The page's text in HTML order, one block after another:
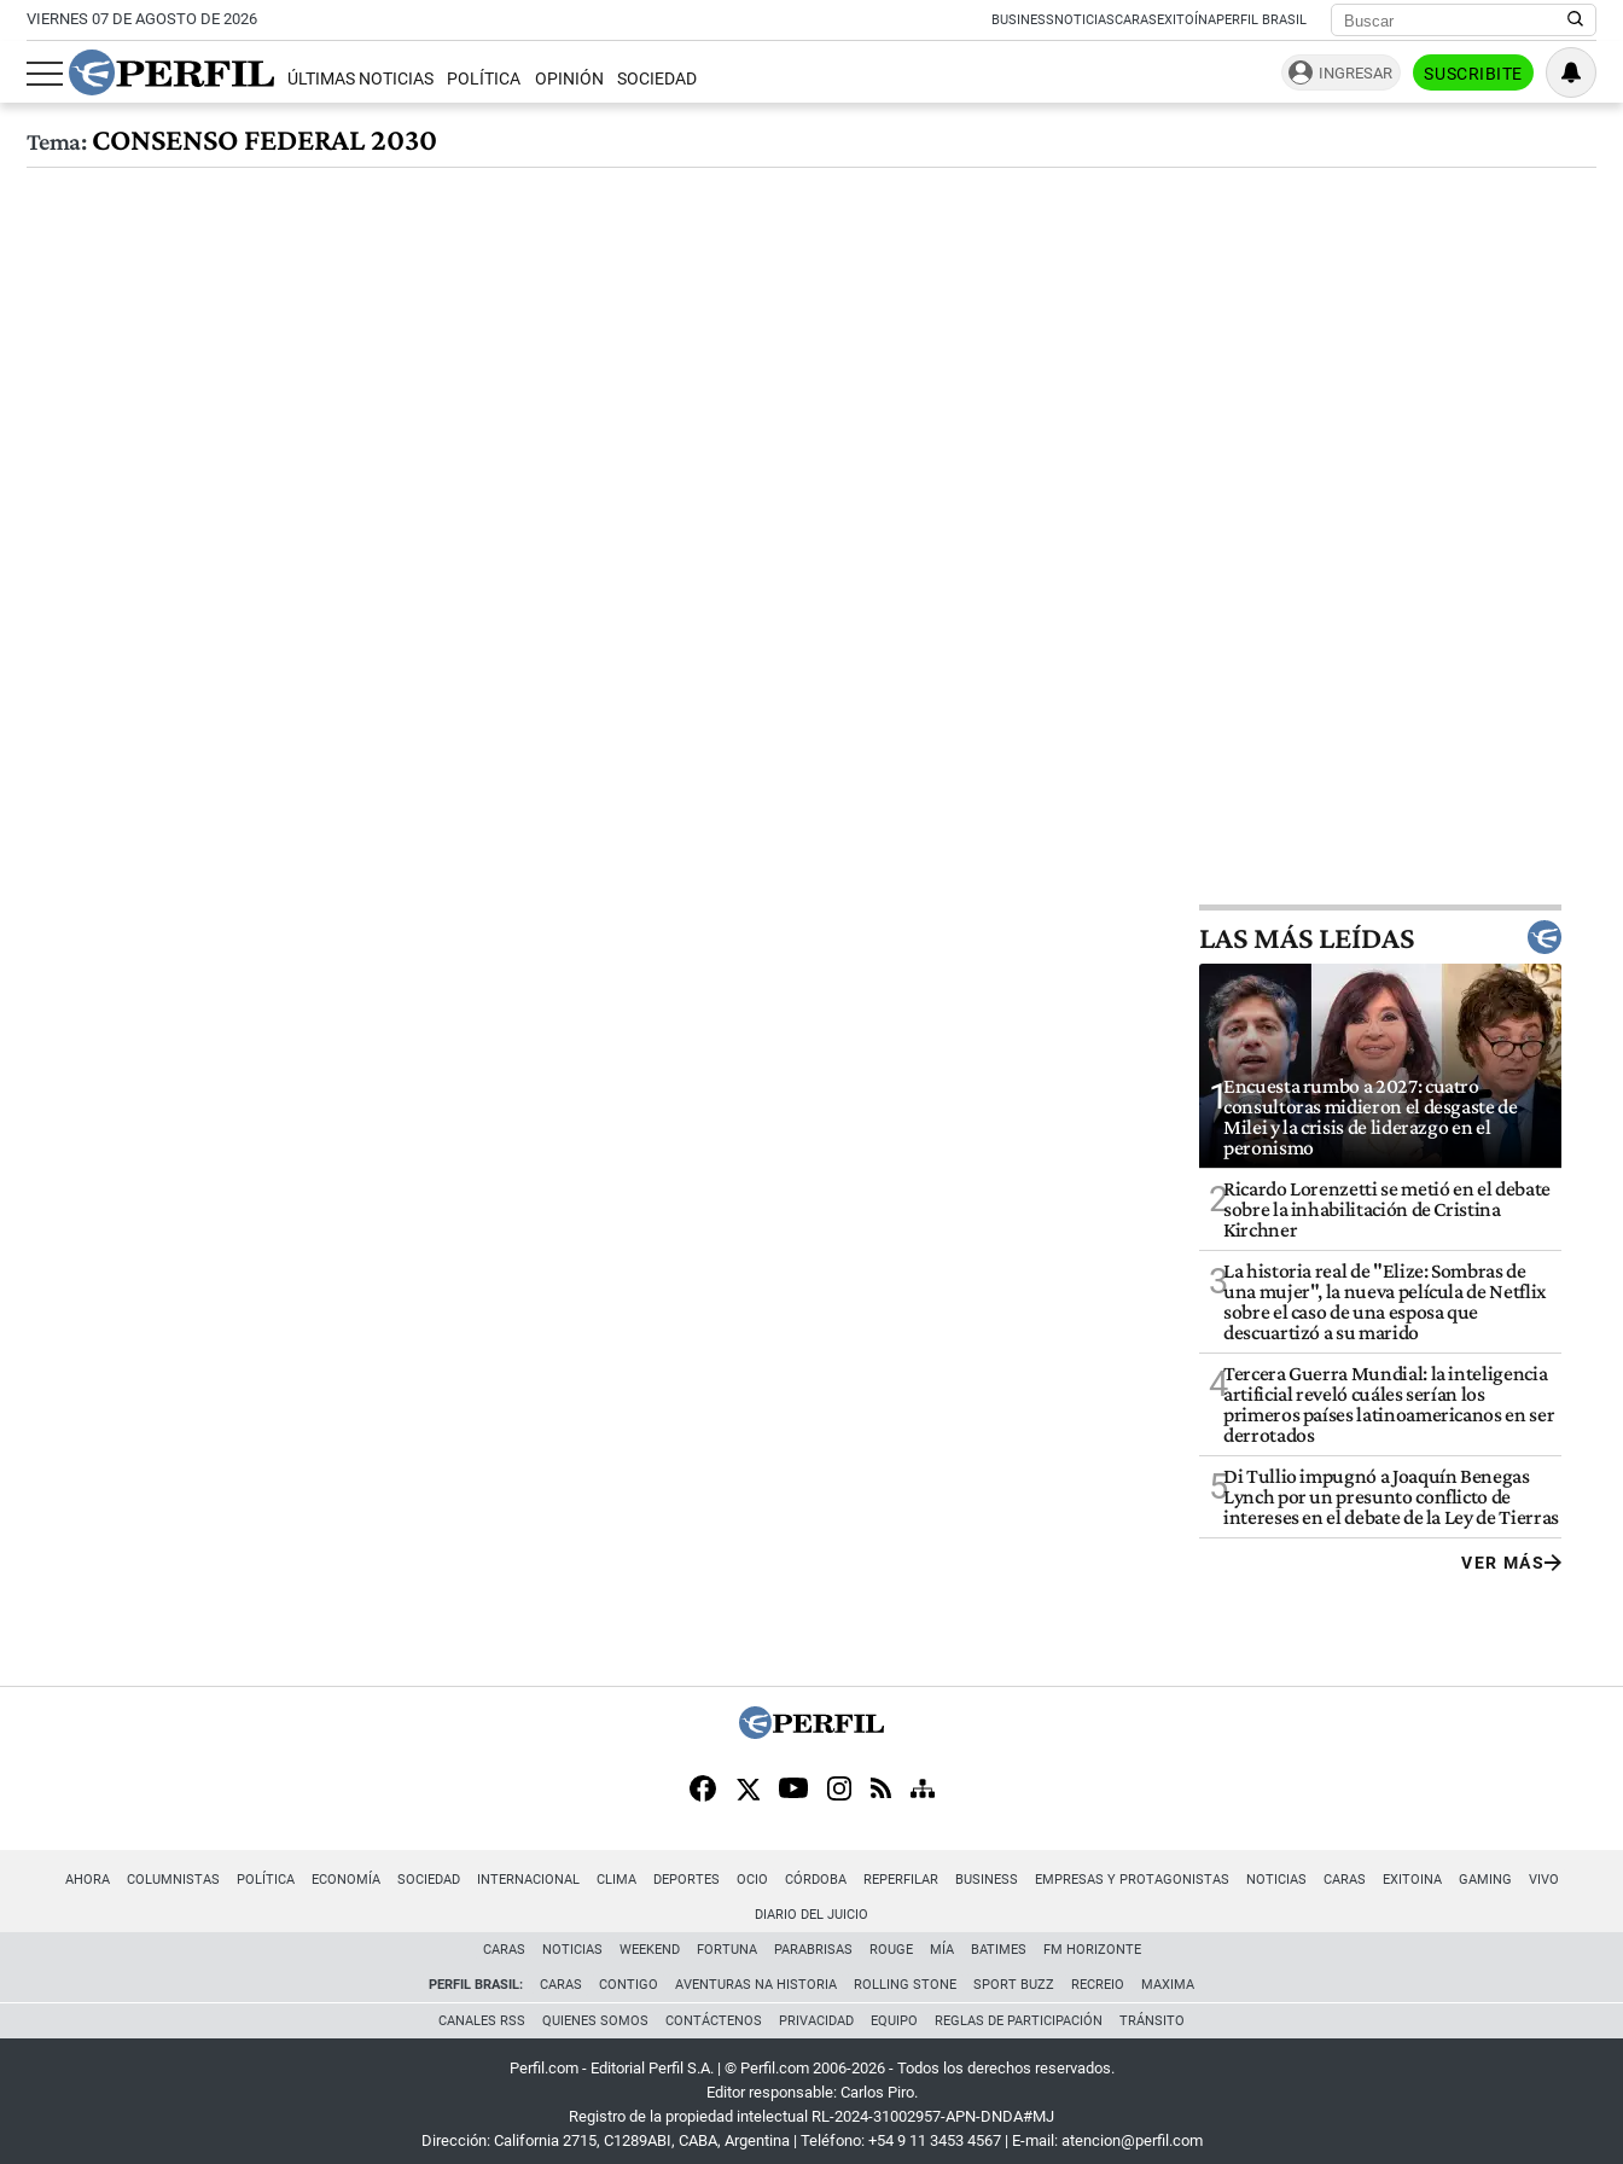
VIERNES 07 DE AGOSTO DE 2026 BUSINESSNOTICIASCARASEXITOÍNAPERFIL BRASIL
ÚLTIMAS NOTICIAS POLÍTICA OPINIÓN SOCIEDAD INGRESAR SUSCRIBITE
Tema:CONSENSO FEDERAL 2030
LAS MÁS LEÍDAS
1Encuesta rumbo a 2027: cuatro
consultoras midieron el desgaste de
Milei y la crisis de liderazgo en el
peronismo
2Ricardo Lorenzetti se metió en el debate
sobre la inhabilitación de Cristina
Kirchner
3La historia real de "Elize: Sombras de
una mujer", la nueva película de Netflix
sobre el caso de una esposa que
descuartizó a su marido
4Tercera Guerra Mundial: la inteligencia
artificial reveló cuáles serían los
primeros países latinoamericanos en ser
derrotados
5Di Tullio impugnó a Joaquín Benegas
Lynch por un presunto conflicto de
intereses en el debate de la Ley de Tierras
VER MÁS
AHORA COLUMNISTAS POLÍTICA ECONOMÍA SOCIEDAD INTERNACIONAL CLIMA DEPORTES OCIO CÓRDOBA REPERFILAR BUSINESS EMPRESAS Y PROTAGONISTAS NOTICIAS CARAS EXITOINA GAMING VIVO
DIARIO DEL JUICIO
CARAS NOTICIAS WEEKEND FORTUNA PARABRISAS ROUGE MÍA BATIMES FM HORIZONTE
PERFIL BRASIL: CARAS CONTIGO AVENTURAS NA HISTORIA ROLLING STONE SPORT BUZZ RECREIO MAXIMA
CANALES RSS QUIENES SOMOS CONTÁCTENOS PRIVACIDAD EQUIPO REGLAS DE PARTICIPACIÓN TRÁNSITO
Perfil.com - Editorial Perfil S.A. | © Perfil.com 2006-2026 - Todos los derechos reservados.
Editor responsable: Carlos Piro.
Registro de la propiedad intelectual RL-2024-31002957-APN-DNDA#MJ
Dirección: California 2715, C1289ABI, CABA, Argentina| Teléfono: +54 9 11 3453 4567| E-mail: atencion@perfil.com